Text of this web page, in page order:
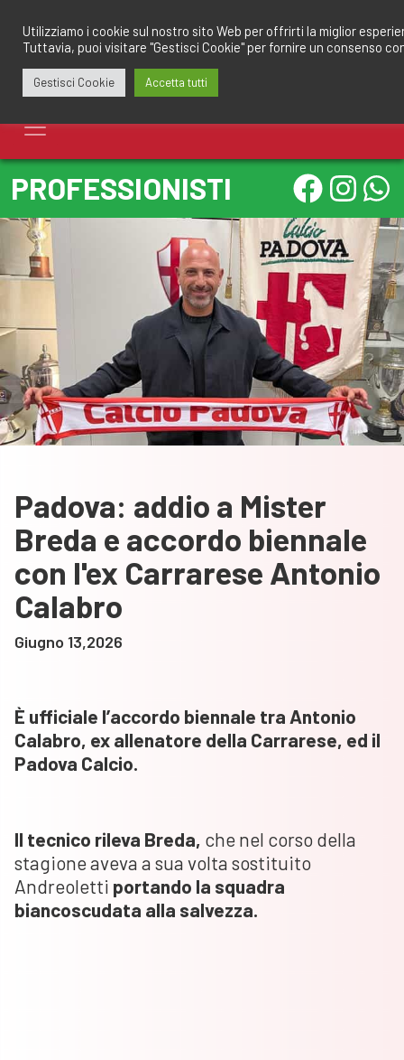
contenuto
PROFESSIONISTI
Padova: addio a Mister
Breda e accordo biennale
con l'ex Carrarese Antonio
Calabro
Giugno 13,2026
È ufficiale l’accordo biennale tra Antonio
Calabro, ex allenatore della Carrarese, ed il
Padova Calcio.
Il tecnico rileva Breda, che nel corso della
stagione aveva a sua volta sostituito
Andreoletti portando la squadra
biancoscudata alla salvezza.
Utilizziamo i cookie sul nostro sito Web per offrirti la miglior
Tuttavia, puoi visitare "Gestisci Cookie" per fornire un consenso
Gestisci Cookie Accetta tutti